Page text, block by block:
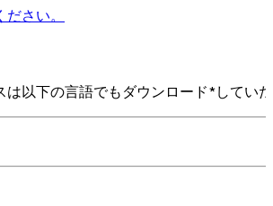
さい。
は以下の言語でもダウンロード*してい